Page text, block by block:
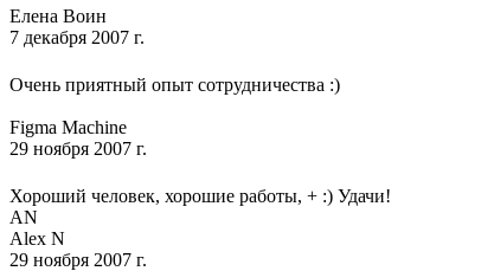
Елена Воин
7 декабря 2007 г.
Очень приятный опыт сотрудничества :)
Figma Machine
29 ноября 2007 г.
Хороший человек, хорошие работы, + :) Удачи!
AN
Alex N
29 ноября 2007 г.